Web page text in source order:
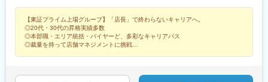
市、土岐市、瑞浪市、恵那市、中津川市■三重県桑名市、四日市
市、鈴鹿市■静岡県静岡市、藤枝市、浜松市■富山県下新川郡、滑
川市、高岡市、黒部市、射水市、小矢部市、中新川郡、砺波市、
南砺市、氷見市、富山市■石川県金沢市■福井県福井市、敦賀市■
Iターン歓迎※受動喫煙対策：あり
知県)、味美駅(東海交通線)、黒川駅(愛知県)、志賀本通駅、名城公
園駅、自由ケ丘駅(愛知県)、今池駅(愛知県)、覚王山駅、道徳駅、
柴田駅、一社駅、平針駅、喜多山駅(愛知県)、上社駅、野並駅、相
生山駅、塩釜口駅、高蔵寺駅、大森・金城学院前駅、印場駅、小
駅、港北駅、戸田駅(愛知県)、荒子川公園駅、六番町駅、堀田駅
【東証プライム上場グループ】「店長」で終わらないキャリアへ。
◎20代・30代の昇格実績多数
◎本部職・エリア統括・バイヤーど、多彩なキャリアパス
◎裁量を持って店舗マネジメントに挑戦